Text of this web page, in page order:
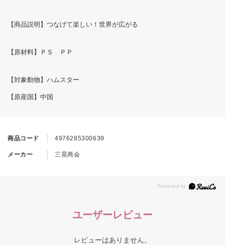
商品コード 4976285300639
メーカー 三晃商会
【商品説明】つなげて楽しい！世界が広がる
【原材料】ＰＳ ＰＰ
【対象動物】ハムスター
【原産国】中国
ユーザーレビュー
レビューはありません。